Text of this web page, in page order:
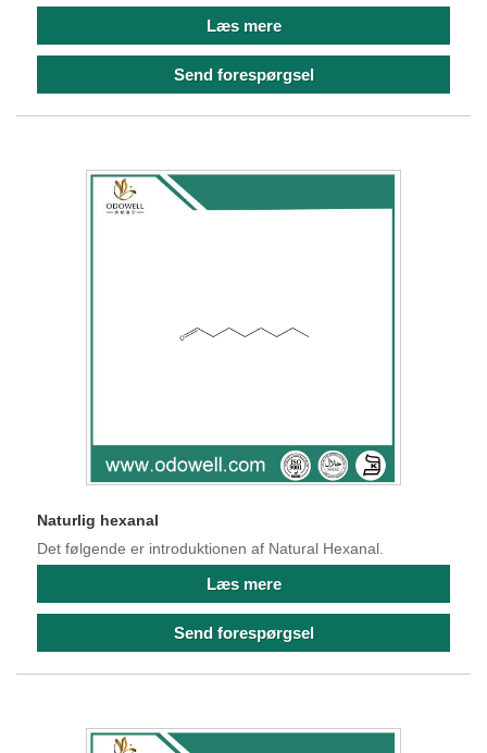
Læs mere
Send forespørgsel
Naturlig hexanal
Det følgende er introduktionen af ​​Natural Hexanal.
Læs mere
Send forespørgsel